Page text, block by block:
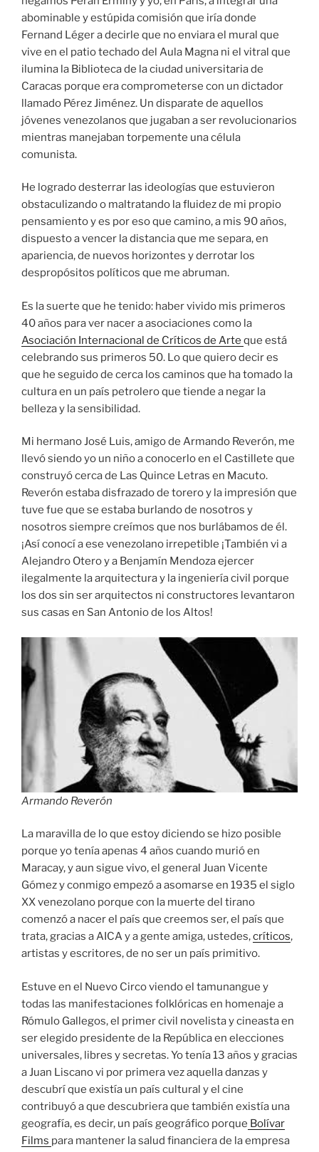
abominable y estúpida comisión que iría donde
Fernand Léger a decirle que no enviara el mural que
vive en el patio techado del Aula Magna ni el vitral que
ilumina la Biblioteca de la ciudad universitaria de
Caracas porque era comprometerse con un dictador
llamado Pérez Jiménez. Un disparate de aquellos
jóvenes venezolanos que jugaban a ser revolucionarios
mientras manejaban torpemente una célula
comunista.
He logrado desterrar las ideologías que estuvieron
obstaculizando o maltratando la fluidez de mi propio
pensamiento y es por eso que camino, a mis 90 años,
dispuesto a vencer la distancia que me separa, en
apariencia, de nuevos horizontes y derrotar los
despropósitos políticos que me abruman.
Es la suerte que he tenido: haber vivido mis primeros
40 años para ver nacer a asociaciones como la
Asociación Internacional de Críticos de Arte que está
celebrando sus primeros 50. Lo que quiero decir es
que he seguido de cerca los caminos que ha tomado la
cultura en un país petrolero que tiende a negar la
belleza y la sensibilidad.
Mi hermano José Luis, amigo de Armando Reverón, me
llevó siendo yo un niño a conocerlo en el Castillete que
construyó cerca de Las Quince Letras en Macuto.
Reverón estaba disfrazado de torero y la impresión que
tuve fue que se estaba burlando de nosotros y
nosotros siempre creímos que nos burlábamos de él.
¡Así conocí a ese venezolano irrepetible ¡También vi a
Alejandro Otero y a Benjamín Mendoza ejercer
ilegalmente la arquitectura y la ingeniería civil porque
los dos sin ser arquitectos ni constructores levantaron
sus casas en San Antonio de los Altos!
Armando Reverón
La maravilla de lo que estoy diciendo se hizo posible
porque yo tenía apenas 4 años cuando murió en
Maracay, y aun sigue vivo, el general Juan Vicente
Gómez y conmigo empezó a asomarse en 1935 el siglo
XX venezolano porque con la muerte del tirano
comenzó a nacer el país que creemos ser, el país que
trata, gracias a AICA y a gente amiga, ustedes,críticos,
artistas y escritores, de no ser un país primitivo.
Estuve en el Nuevo Circo viendo el tamunangue y
todas las manifestaciones folklóricas en homenaje a
Rómulo Gallegos, el primer civil novelista y cineasta en
ser elegido presidente de la República en elecciones
universales, libres y secretas. Yo tenía 13 años y gracias
a Juan Liscano vi por primera vez aquella danzas y
descubrí que existía un país cultural y el cine
contribuyó a que descubriera que también existía una
geografía, es decir, un país geográfico porque Bolívar
Films para mantener la salud financiera de la empresa